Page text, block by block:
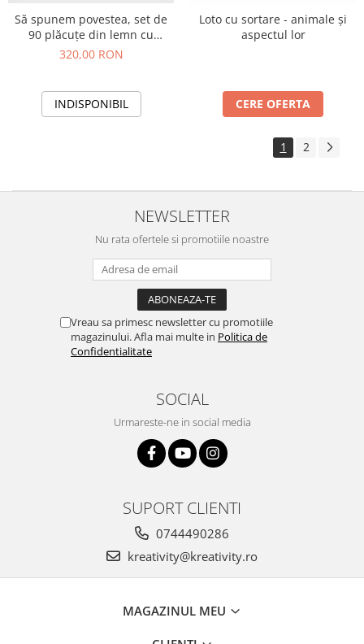
Să spunem povestea, set de
90 plăcuțe din lemn cu
imagini
320,00 RON
INDISPONIBIL
Loto cu sortare - animale și
aspectul lor
CERE OFERTA
1 2
NEWSLETTER
Nu rata ofertele si promotiile noastre
Vreau sa primesc newsletter cu promotiile
magazinului. Afla mai multe in Politica de
Confidentialitate
SOCIAL
Urmareste-ne in social media
SUPORT CLIENTI
0744490286
kreativity@kreativity.ro
MAGAZINUL MEU